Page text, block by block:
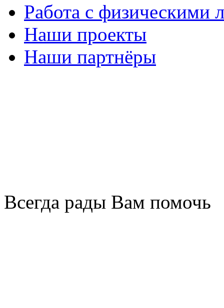
Работа с физическими
Наши проекты
Наши партнёры
Всегда рады Вам помочь